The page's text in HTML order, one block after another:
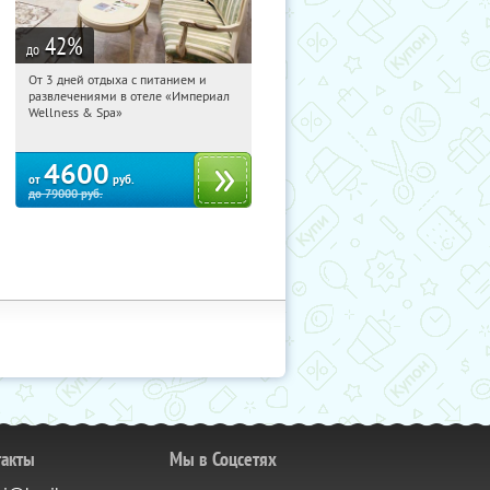
до 42%
19:38:17 Купили:
Калужская обл., г. Обнинск, Киевское
От 3 дней отдыха с питанием и
развлечениями в отеле «Империал
Wellness & Spa»
от 4600 руб.
до79000руб.
Мы в Соцсетях